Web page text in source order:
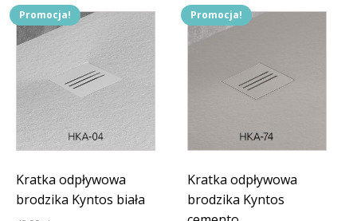
Promocja!
Kratka odpływowa
brodzika Kyntos biała
Promocja!
Kratka odpływowa
brodzika Kyntos